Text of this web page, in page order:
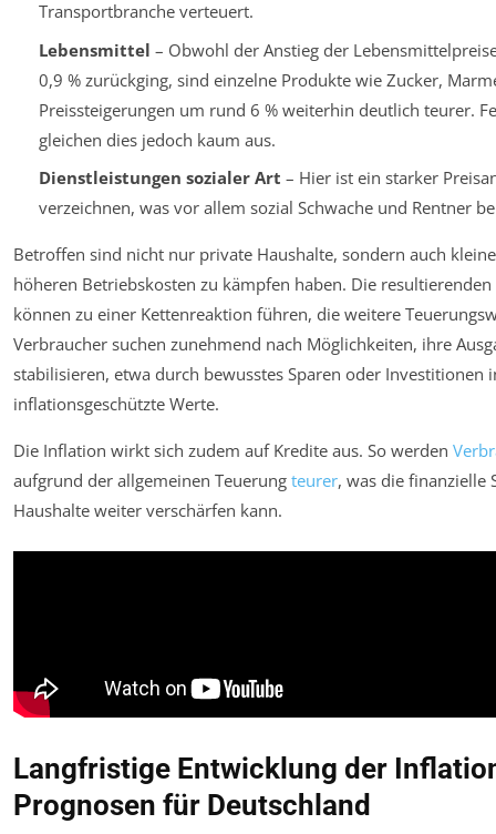
Transportbranche verteuert.
Lebensmittel – Obwohl der Anstieg der
0,9 % zurückging, sind einzelne Produkte wie Zucker,
Preissteigerungen um rund 6 % weiterhin deutlich teurer.
gleichen dies jedoch kaum aus.
Dienstleistungen sozialer Art – Hier ist ein starker
verzeichnen, was vor allem sozial Schwache und Rentner
Betroffen sind nicht nur private Haushalte, sondern auch
höheren Betriebskosten zu kämpfen haben. Die
können zu einer Kettenreaktion führen, die weitere
Verbraucher suchen zunehmend nach Möglichkeiten, ihre
stabilisieren, etwa durch bewusstes Sparen oder Investitionen
inflationsgeschützte Werte.
Die Inflation wirkt sich zudem auf Kredite aus. So werden
aufgrund der allgemeinen Teuerung teurer, was die finanzielle
Haushalte weiter verschärfen kann.
Langfristige Entwicklung der
Prognosen für Deutschland